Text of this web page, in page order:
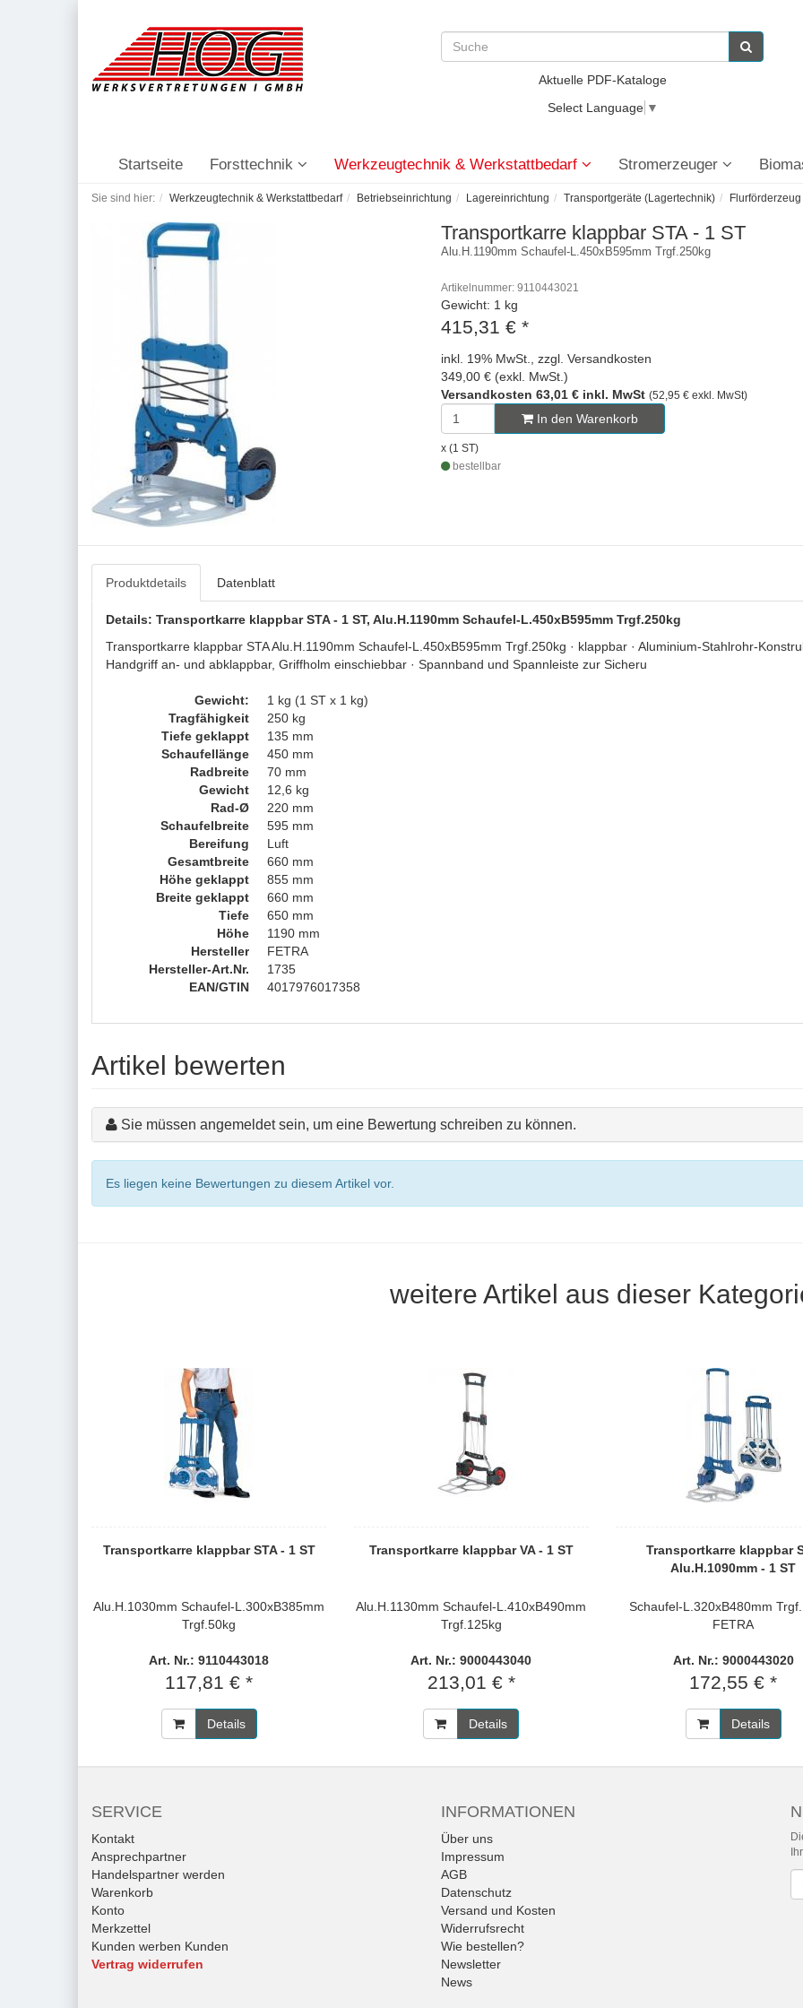
Aktuelle PDF-Kataloge
Select Language ▼
Startseite Forsttechnik Werkzeugtechnik & Werkstattbedarf Stromerzeuger
Sie sind hier: Werkzeugtechnik & Werkstattbedarf Betriebseinrichtung Lagereinrichtung Transportgeräte (Lagertechnik) Flurförderzeug
Transportkarre klappbar STA - 1 ST
Alu.H.1190mm Schaufel-L.450xB595mm Trgf.250kg
Artikelnummer: 9110443021
Gewicht: 1 kg
415,31 € *
inkl. 19% MwSt., zzgl. Versandkosten
349,00 € (exkl. MwSt.)
Versandkosten 63,01 € inkl. MwSt (52,95 € exkl. MwSt)
In den Warenkorb
x (1 ST)
bestellbar
Produktdetails Datenblatt
Details: Transportkarre klappbar STA - 1 ST, Alu.H.1190mm Schaufel-L.450xB595mm Trgf.250kg
Transportkarre klappbar STA Alu.H.1190mm Schaufel-L.450xB595mm Trgf.250kg · klappbar · Aluminium-Stahlrohr-
Handgriff an- und abklappbar, Griffholm einschiebbar · Spannband und Spannleiste zur Sicheru
Gewicht:
1 kg (1 ST x 1 kg)
Tragfähigkeit
250 kg
Tiefe geklappt
135 mm
Schaufellänge
450 mm
Radbreite
70 mm
Gewicht
12,6 kg
Rad-Ø
220 mm
Schaufelbreite
595 mm
Bereifung
Luft
Gesamtbreite
660 mm
Höhe geklappt
855 mm
Breite geklappt
660 mm
Tiefe
650 mm
Höhe
1190 mm
Hersteller
FETRA
Hersteller-Art.Nr.
1735
EAN/GTIN
4017976017358
Artikel bewerten
Sie müssen angemeldet sein, um eine Bewertung schreiben zu können.
Es liegen keine Bewertungen zu diesem Artikel vor.
weitere Artikel aus dieser
Transportkarre klappbar STA - 1 ST
Alu.H.1030mm Schaufel-L.300xB385mm
Trgf.50kg
Art. Nr.: 9110443018
117,81 € *
Details
Transportkarre klappbar VA - 1 ST
Alu.H.1130mm Schaufel-L.410xB490mm
Trgf.125kg
Art. Nr.: 9000443040
213,01 € *
Details
Transportkarre klappbar
Alu.H.1090mm - 1 ST
Schaufel-L.320xB480mm
FETRA
Art. Nr.: 9000443020
172,55 € *
Details
SERVICE
Kontakt
Ansprechpartner
Handelspartner werden
Warenkorb
Konto
Merkzettel
Kunden werben Kunden
Vertrag widerrufen
INFORMATIONEN
Über uns
Impressum
AGB
Datenschutz
Versand und Kosten
Widerrufsrecht
Wie bestellen?
Newsletter
News